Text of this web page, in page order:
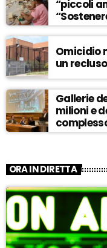
“piccoli
sempre
Omicidio
un
Gallerie
milioni e
ORA IN DIRETTA